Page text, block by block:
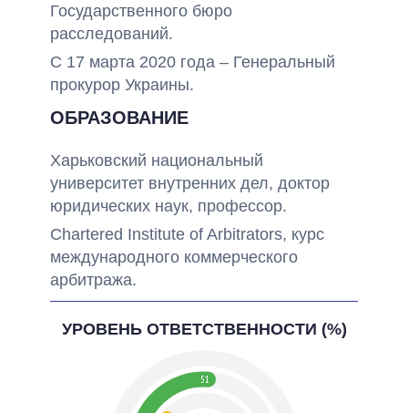
Государственного бюро
расследований.
С 17 марта 2020 года – Генеральный
прокурор Украины.
ОБРАЗОВАНИЕ
Харьковский национальный
университет внутренних дел, доктор
юридических наук, профессор.
Chartered Institute of Arbitrators, курс
международного коммерческого
арбитража.
УРОВЕНЬ ОТВЕТСТВЕННОСТИ (%)
51